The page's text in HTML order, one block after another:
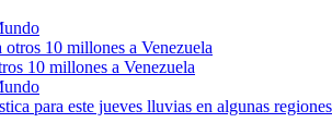
10 millones a Venezuela